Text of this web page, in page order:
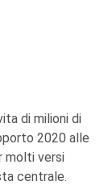
di milioni di
2020 alle
molti versi
centrale.